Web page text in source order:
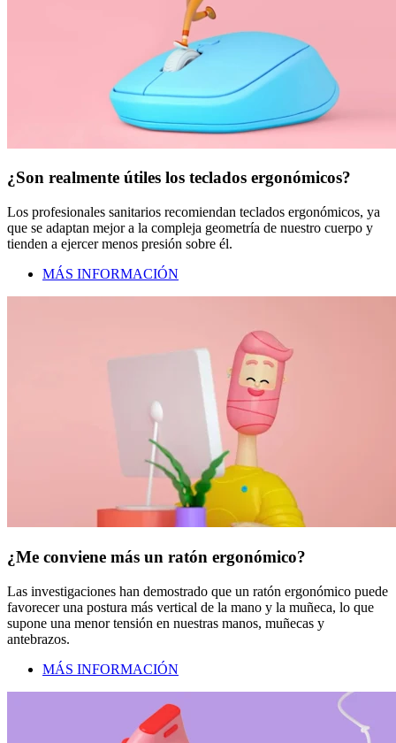
¿Son realmente útiles los teclados ergonómicos?
Los profesionales sanitarios recomiendan teclados ergonómicos, ya
que se adaptan mejor a la compleja geometría de nuestro cuerpo y
tienden a ejercer menos presión sobre él.
MÁS INFORMACIÓN
¿Me conviene más un ratón ergonómico?
Las investigaciones han demostrado que un ratón ergonómico puede
favorecer una postura más vertical de la mano y la muñeca, lo que
supone una menor tensión en nuestras manos, muñecas y
antebrazos.
MÁS INFORMACIÓN